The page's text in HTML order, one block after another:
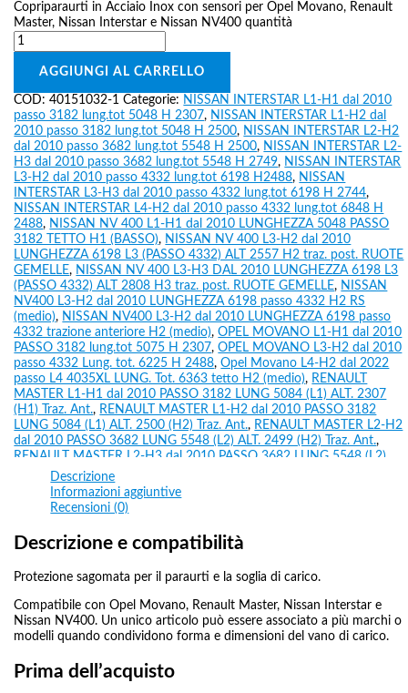
Copriparaurti in Acciaio Inox con sensori per Opel Movano, Renault
Master, Nissan Interstar e Nissan NV400 quantità
AGGIUNGI AL CARRELLO
COD:40151032-1 Categorie: NISSAN INTERSTAR L1-H1 dal 2010
passo 3182 lung.tot 5048 H 2307, NISSAN INTERSTAR L1-H2 dal
2010 passo 3182 lung.tot 5048 H 2500, NISSAN INTERSTAR L2-H2
dal 2010 passo 3682 lung.tot 5548 H 2500, NISSAN INTERSTAR L2-
H3 dal 2010 passo 3682 lung.tot 5548 H 2749, NISSAN INTERSTAR
L3-H2 dal 2010 passo 4332 lung.tot 6198 H2488, NISSAN
INTERSTAR L3-H3 dal 2010 passo 4332 lung.tot 6198 H 2744,
NISSAN INTERSTAR L4-H2 dal 2010 passo 4332 lung.tot 6848 H
2488, NISSAN NV 400 L1-H1 dal 2010 LUNGHEZZA 5048 PASSO
3182 TETTO H1 (BASSO), NISSAN NV 400 L3-H2 dal 2010
LUNGHEZZA 6198 L3 (PASSO 4332) ALT 2557 H2 traz. post. RUOTE
GEMELLE, NISSAN NV 400 L3-H3 DAL 2010 LUNGHEZZA 6198 L3
(PASSO 4332) ALT 2808 H3 traz. post. RUOTE GEMELLE, NISSAN
NV400 L3-H2 dal 2010 LUNGHEZZA 6198 passo 4332 H2 RS
(medio), NISSAN NV400 L3-H2 dal 2010 LUNGHEZZA 6198 passo
4332 trazione anteriore H2 (medio),OPEL MOVANO L1-H1 dal 2010
PASSO 3182 lung.tot 5075 H 2307,OPEL MOVANO L3-H2 dal 2010
passo 4332 Lung. tot. 6225 H 2488,Opel Movano L4-H2 dal 2022
passo L4 4035XL LUNG. Tot. 6363 tetto H2 (medio), RENAULT
MASTER L1-H1 dal 2010 PASSO 3182 LUNG 5084 (L1) ALT. 2307
(H1) Traz. Ant., RENAULT MASTER L1-H2 dal 2010 PASSO 3182
LUNG 5084 (L1) ALT. 2500 (H2) Traz. Ant., RENAULT MASTER L2-H2
dal 2010 PASSO 3682 LUNG 5548 (L2) ALT. 2499 (H2) Traz. Ant.,
RENAULT MASTER L2-H3 dal 2010 PASSO 3682 LUNG 5548 (L2)
ALT 2749 (H3) Traz. Ant.
4332 LUNG 6198 (L3) ALT. 2488 (H2) Traz. Ant.
L3-H3 dal 2010 PASSO 4332 LUNG 6198 (L3) ALT. 2744 (H3) Traz.
(L3) ALT. 2808 (H3) Traz. Post.
Descrizione
Informazioni aggiuntive
Recensioni (0)
Descrizione e compatibilità
Protezione sagomata per il paraurti e la soglia di carico.
Compatibile con Opel Movano, Renault Master, Nissan Interstar e
Nissan NV400. Un unico articolo può essere associato a più marchi o
modelli quando condividono forma e dimensioni del vano di carico.
Prima dell’acquisto